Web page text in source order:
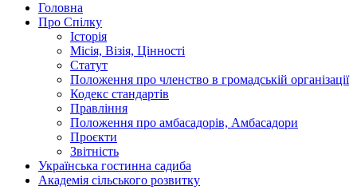
Головна
Про Спілку
Історія
Місія, Візія, Цінності
Статут
Положення про членство в громадській організації
Кодекс стандартів
Правління
Положення про амбасадорів, Амбасадори
Проєкти
Звітність
Українська гостинна садиба
Академія сільського розвитку